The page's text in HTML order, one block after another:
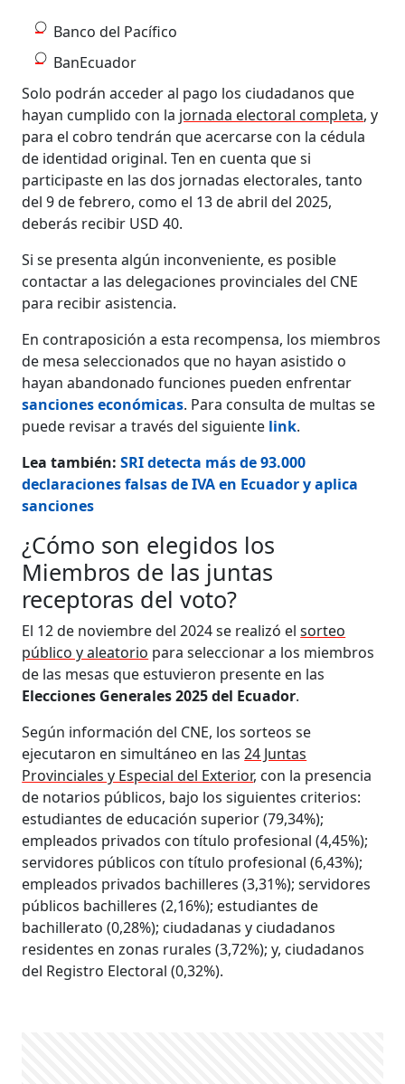
Banco del Pacífico
BanEcuador
Solo podrán acceder al pago los ciudadanos que
hayan cumplido con la jornada electoral completa, y
para el cobro tendrán que acercarse con la cédula
de identidad original. Ten en cuenta que si
participaste en las dos jornadas electorales, tanto
del 9 de febrero, como el 13 de abril del 2025,
deberás recibir USD 40.
Si se presenta algún inconveniente, es posible
contactar a las delegaciones provinciales del CNE
para recibir asistencia.
En contraposición a esta recompensa, los miembros
de mesa seleccionados que no hayan asistido o
hayan abandonado funciones pueden enfrentar
sanciones económicas. Para consulta de multas se
puede revisar a través del siguiente link.
Lea también: SRI detecta más de 93.000
declaraciones falsas de IVA en Ecuador y aplica
sanciones
¿Cómo son elegidos los
Miembros de las juntas
receptoras del voto?
El 12 de noviembre del 2024 se realizó elsorteo
público y aleatorio para seleccionar a los miembros
de las mesas que estuvieron presente en las
Elecciones Generales 2025 del Ecuador.
Según información del CNE, los sorteos se
ejecutaron en simultáneo en las24 Juntas
Provinciales y Especial del Exterior, con la presencia
de notarios públicos, bajo los siguientes criterios:
estudiantes de educación superior (79,34%);
empleados privados con título profesional (4,45%);
servidores públicos con título profesional (6,43%);
empleados privados bachilleres (3,31%); servidores
públicos bachilleres (2,16%); estudiantes de
bachillerato (0,28%); ciudadanas y ciudadanos
residentes en zonas rurales (3,72%); y, ciudadanos
del Registro Electoral (0,32%).